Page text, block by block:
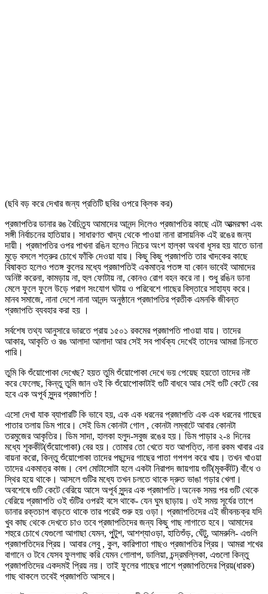
(ছবি বড় করে দেখার জন্য প্রতিটি ছবির ওপরে ক্লিক কর)
প্রজাপতির ডানার রঙ বৈচিত্র্য আমাদের আনন্দ দিলেও প্রজাপতির কাছে এটা আত্মরক্ষা এবং
সঙ্গী নির্বাচনের হাতিয়ার। সাধারণত খাদ্য থেকে পাওয়া নানা রাসায়নিক এই রঙের জন্য
দায়ী। প্রজাপতির ওপর পাখনা রঙিন হলেও নিচের অংশ হাল্কা অথবা ধূসর হয় যাতে ডানা
মুড়ে বসলে শত্রুর চোখে ফাঁকি দেওয়া যায়। কিছু কিছু প্রজাপতি তার খাদকের কাছে
বিষাক্ত হলেও পতঙ্গ কুলের মধ্যে প্রজাপতিই একমাত্র পতঙ্গ যা কোন ভাবেই আমাদের
অনিষ্ট করেনা, কামড়ায় না, হুল ফোটায় না, কোনও রোগ বহন করে না। শুধু রঙিন ডানা
মেলে ফুলে ফুলে উড়ে পরাগ সংযোগ ঘটায় ও পরিবেশে গাছের বিস্তারে সাহায্য করে।
মানব সমাজে, নানা দেশে নানা আনন্দ অনুষ্ঠানে প্রজাপতির প্রতীক এমনকি জীবন্ত
প্রজাপতি ব্যবহার করা হয় ।
সর্বশেষ তথ্য আনুসারে ভারতে প্রায় ১৫০১ রকমের প্রজাপতি পাওয়া যায়। তাদের
আকার, আকৃতি ও রঙ আলাদা আলাদা আর সেই সব পার্থক্য দেখেই তাদের আমরা চিনতে
পারি।
তুমি কি শুঁয়োপোকা দেখেছ? হয়ত তুমি শুঁয়োপোকা দেখে ভয় পেয়েছ হয়তো তাদের নষ্ট
করে ফেলেছ, কিন্তু তুমি জান ওই কি শুঁয়োপোকাটাই গুটি বাধবে আর সেই গুটি কেটে বের
হবে এক অপূর্ব সুন্দর প্রজাপতি !
এসো দেখা যাক ব্যাপারটি কি ভাবে হয়, এক এক ধরনের প্রজাপতি এক এক ধরনের গাছের
পাতার তলায় ডিম পারে। সেই ডিম কোনটা গোল , কোনটা লম্বাটে আবার কোনটা
তরমুজের আকৃতির। ডিম সাদা, হালকা হলুদ-সবুজ রঙের হয়। ডিম পাড়ার ২-৪ দিনের
মধ্যে শূককীট(শুঁয়োপোকা) বের হয়। তোমার তো খেতে যত আপত্তি, নানা রকম খাবার এর
বায়না করো, কিন্তু শুঁয়োপোকা তাদের পছন্দের গাছের পাতা গপগপ করে খায়। তখন খাওয়া
তাদের একমাত্র কাজ। বেশ মোটাসোটা হলে একটা নিরাপদ জায়গায় গুটি(মূককীট) বাঁধে ও
স্থির হয়ে থাকে। আসলে গুটির মধ্যে তখন চলতে থাকে দ্রুত ভাঙা গড়ার খেলা।
অবশেষে গুটি কেটে বেরিয়ে আসে অপূর্ব সুন্দর এক প্রজাপতি।অনেক সময় পর গুটি থেকে
বেরিয়ে প্রজাপতি ওই গুঁটির ওপরই বসে থাকে- যেন ঘুম ছাড়ায়। ওই সময় সূর্যের তাপে
ডানার রক্তচাপ বাড়তে থাকে তার পরেই শুরু হয় ওড়া। প্রজাপতিদের এই জীবনচক্র যদি
খুব কাছ থেকে দেখতে চাও তবে প্রজাপতিদের জন্য কিছু গাছ লাগাতে হবে। আমাদের
শহুরে চোখে যেগুলো আগাছা যেমন, পু্টুশ, আশশ্যাওড়া, হাতিশুঁড়, ঘেঁটু, আমরুলি- এগুলি
প্রজাপতিদের প্রিয়। আবার লেবু , কুল, কারিপাতা গাছও প্রজাপতির প্রিয়। আমরা শখের
বাগানে ও টবে যেসব ফুলগাছ করি যেমন গোলাপ, ডালিয়া, চন্দ্রমল্লিকা, এগুলো কিন্তু
প্রজাপতিদের একদমই প্রিয় নয়। তাই ফুলের গাছের পাশে প্রজাপতিদের প্রিয়(ধারক)
গাছ থাকলে তবেই প্রজাপতি আসবে।